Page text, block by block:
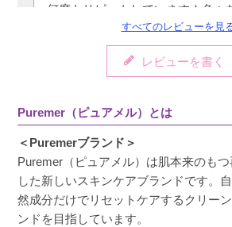
何度もリピートしています！色々
ミンCや誘導体を使ってきました
ツヤと毛穴に特化していて、塗っ
艶々します。なので浮気しても戻
番や化粧水を多めにつけたりし調
す！
ぼんやりの色素沈着はかなり薄く
すべてのレビューを見
レビューを書く
Puremer（ピュアメル）とは
＜Puremerブランド＞
Puremer（ピュアメル）は肌本来のも
した新しいスキンケアブランドです。
然成分だけでリセットケアするクリー
ンドを目指しています。